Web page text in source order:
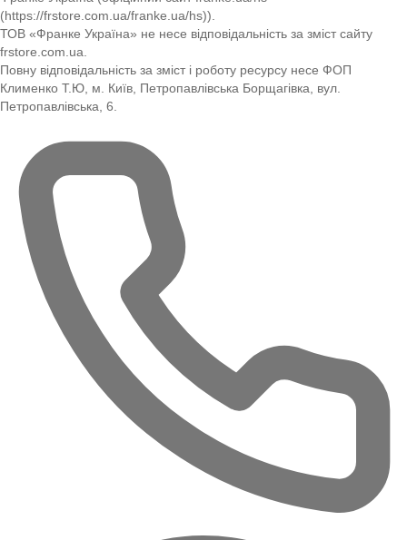
(https://frstore.com.ua/franke.ua/hs)).
ТОВ «Франке Україна» не несе відповідальність за зміст сайту
frstore.com.ua.
Повну відповідальність за зміст і роботу ресурсу несе ФОП
Клименко Т.Ю, м. Київ, Петропавлівська Борщагівка, вул.
Петропавлівська, 6.